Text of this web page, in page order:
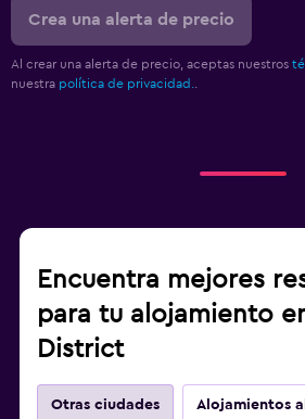
Crea una alerta de precio
Al crear una alerta de precio, aceptas nuestros
nuestra política de privacidad.
Encuentra mejores
para tu alojamiento
District
Otras ciudades Alojamientos